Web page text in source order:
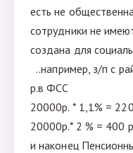
есть не
сотрудники не
создана для
..например, з/п с
р.в ФСС
20000р. * 1,1% =
20000р.* 2 % = 400
и наконец